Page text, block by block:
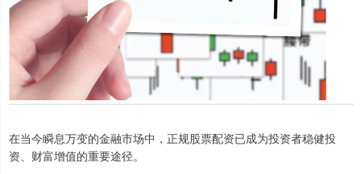
在当今瞬息万变的金融市场中，正规股票配资已成为投资者稳健投
资、财富增值的重要途径。